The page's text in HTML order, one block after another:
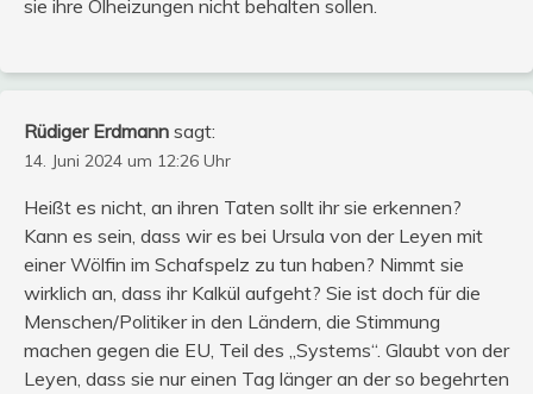
sie ihre Ölheizungen nicht behalten sollen.
Rüdiger Erdmann sagt:
14. Juni 2024 um 12:26 Uhr
Heißt es nicht, an ihren Taten sollt ihr sie erkennen?
Kann es sein, dass wir es bei Ursula von der Leyen mit
einer Wölfin im Schafspelz zu tun haben? Nimmt sie
wirklich an, dass ihr Kalkül aufgeht? Sie ist doch für die
Menschen/Politiker in den Ländern, die Stimmung
machen gegen die EU, Teil des „Systems“. Glaubt von der
Leyen, dass sie nur einen Tag länger an der so begehrten